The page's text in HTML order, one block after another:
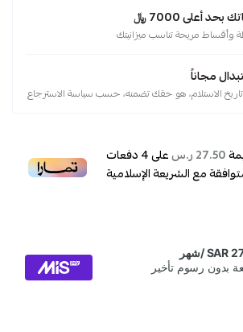
أعلى 7000 ﷼
وأقساط مريحة تناسب ميزانيتك
مجاناً
27.50 ر.س على4دفعات
مع الشريعة الإسلامية